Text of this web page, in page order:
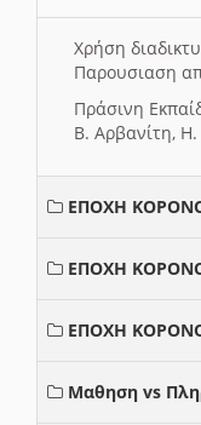
Χρήση
Παρουσιαση
Πράσινη
Β. Αρβανίτη,
ΕΠΟΧΗ
ΕΠΟΧΗ
ΕΠΟΧΗ
Μαθηση vs